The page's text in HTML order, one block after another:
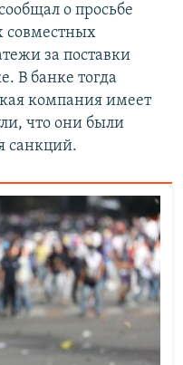
о просьбе
совместных
за поставки
В банке тогда
компания имеет
что они были
санкций.